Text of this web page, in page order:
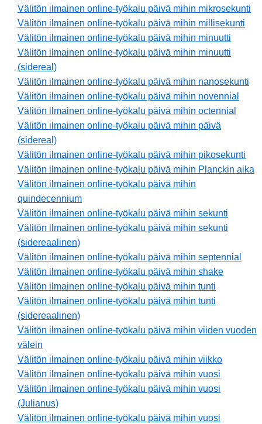
Välitön ilmainen online-työkalu päivä mihin mikrosekunti
Välitön ilmainen online-työkalu päivä mihin millisekunti
Välitön ilmainen online-työkalu päivä mihin minuutti
Välitön ilmainen online-työkalu päivä mihin minuutti
(sidereal)
Välitön ilmainen online-työkalu päivä mihin nanosekunti
Välitön ilmainen online-työkalu päivä mihin novennial
Välitön ilmainen online-työkalu päivä mihin octennial
Välitön ilmainen online-työkalu päivä mihin päivä
(sidereal)
Välitön ilmainen online-työkalu päivä mihin pikosekunti
Välitön ilmainen online-työkalu päivä mihin Planckin aika
Välitön ilmainen online-työkalu päivä mihin
quindecennium
Välitön ilmainen online-työkalu päivä mihin sekunti
Välitön ilmainen online-työkalu päivä mihin sekunti
(sidereaalinen)
Välitön ilmainen online-työkalu päivä mihin septennial
Välitön ilmainen online-työkalu päivä mihin shake
Välitön ilmainen online-työkalu päivä mihin tunti
Välitön ilmainen online-työkalu päivä mihin tunti
(sidereaalinen)
Välitön ilmainen online-työkalu päivä mihin viiden vuoden
välein
Välitön ilmainen online-työkalu päivä mihin viikko
Välitön ilmainen online-työkalu päivä mihin vuosi
Välitön ilmainen online-työkalu päivä mihin vuosi
(Julianus)
Välitön ilmainen online-työkalu päivä mihin vuosi